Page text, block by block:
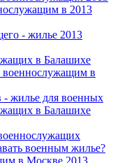
в 2013
- жилье 2013
в Балашихе
военнослужащим в
жилье для военных
в Балашихе
военным жилье?
в Москве 2013